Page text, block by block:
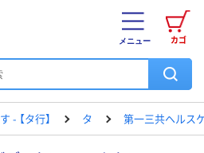
カゴ
メニュー
- 【タ行】 タ 第一三共ヘルス